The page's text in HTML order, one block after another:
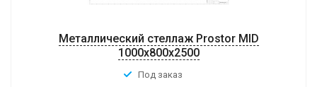
Металлический стеллаж Prostor MID
1000x800x2500
Под заказ